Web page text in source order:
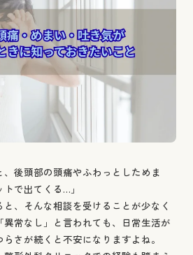
、後頭部の頭痛やふわっとしためま
で出てくる…」
、そんな相談を受けることが少なく
異常なし」と言われても、日常生活が
さが続くと不安になりますよね。